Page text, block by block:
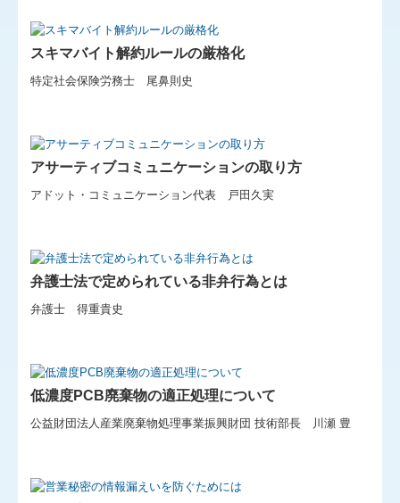
個人情報保護方針
スキマバイト解約ルールの厳格化
特定社会保険労務士 尾鼻則史
アサーティブコミュニケーションの取り方
アドット・コミュニケーション代表 戸田久実
弁護士法で定められている非弁行為とは
弁護士 得重貴史
低濃度PCB廃棄物の適正処理について
公益財団法人産業廃棄物処理事業振興財団 技術部長 川瀬 豊